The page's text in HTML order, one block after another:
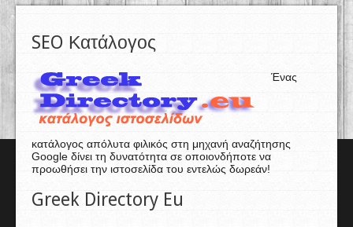
SEO Κατάλογος
Ένας
κατάλογος απόλυτα φιλικός στη μηχανή αναζήτησης
Google δίνει τη δυνατότητα σε οποιονδήποτε να
προωθήσει την ιστοσελίδα του εντελώς δωρεάν!
Greek Directory Eu